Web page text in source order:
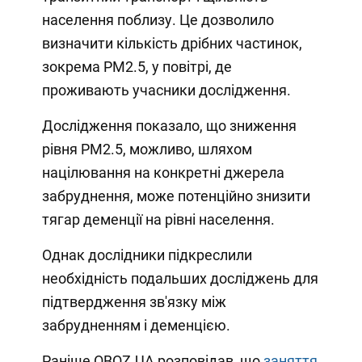
населення поблизу. Це дозволило
визначити кількість дрібних частинок,
зокрема PM2.5, у повітрі, де
проживають учасники дослідження.
Дослідження показало, що зниження
рівня PM2.5, можливо, шляхом
націлювання на конкретні джерела
забруднення, може потенційно знизити
тягар деменції на рівні населення.
Однак дослідники підкреслили
необхідність подальших досліджень для
підтвердження зв'язку між
забрудненням і деменцією.